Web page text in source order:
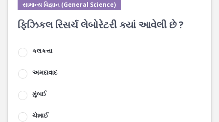
સામાન્ય વિજ્ઞાન (General Science)
ફિઝિકલ રિસર્ચ લેબોરેટરી ક્યાં આવેલી છે ?
કલકત્તા
અમદાવાદ
મુંબઈ
ચેન્નાઈ